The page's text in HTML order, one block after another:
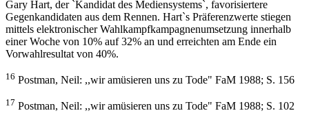
Gary Hart, der `Kandidat des Mediensystems`, favorisiertere
Gegenkandidaten aus dem Rennen. Hart`s Präferenzwerte stiegen
mittels elektronischer Wahlkampfkampagnenumsetzung innerhalb
einer Woche von 10% auf 32% an und erreichten am Ende ein
Vorwahlresultat von 40%.
16 Postman, Neil: ,,wir amüsieren uns zu Tode" FaM 1988; S. 156
17 Postman, Neil: ,,wir amüsieren uns zu Tode" FaM 1988; S. 102